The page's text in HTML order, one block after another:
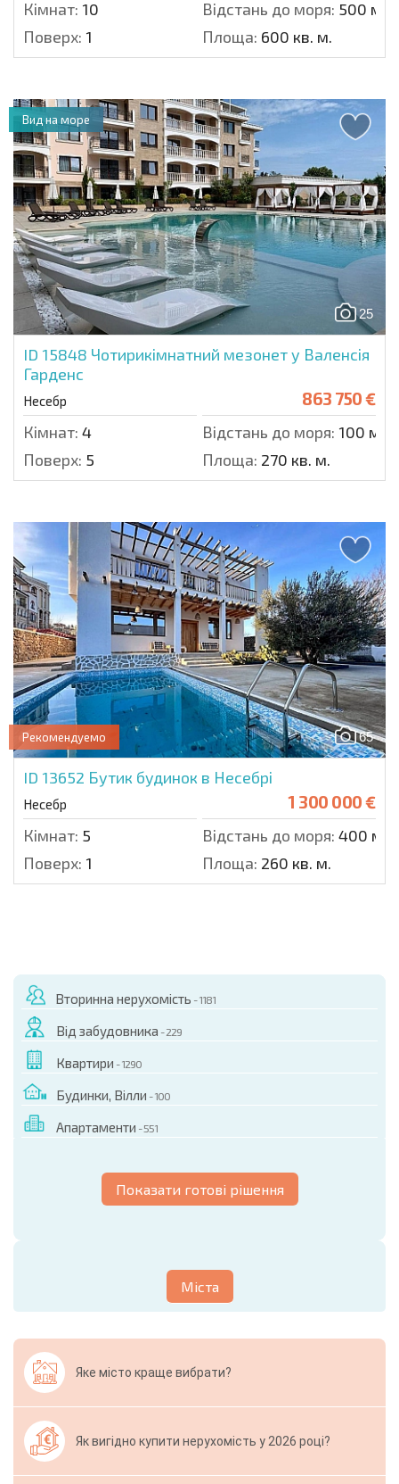
Кімнат: 10 Відстань до моря: 500 м.
Поверх: 1 Площа: 600 кв. м.
25
ID 15848 Чотирикімнатний мезонет у Валенсія
Гарденс
Несебр 863 750 €
Кімнат: 4 Відстань до моря: 100 м.
Поверх: 5 Площа: 270 кв. м.
Вид на море
65
Рекомендуемо
ID 13652 Бутик будинок в Несебрі
Несебр 1 300 000 €
Кімнат: 5 Відстань до моря: 400 м.
Поверх: 1 Площа: 260 кв. м.
Вторинна нерухомість - 1181
Від забудовника - 229
Квартири - 1290
Будинки, Вілли - 100
Апартаменти - 551
Показати готові рішення
Міста
Яке місто краще вибрати?
Як вигідно купити нерухомість у 2026 році?